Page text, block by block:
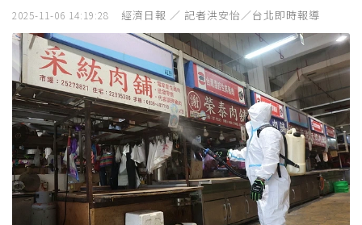
2025-11-06 14:19:28 經濟日報 ／ 記者洪安怡／台北即時報導